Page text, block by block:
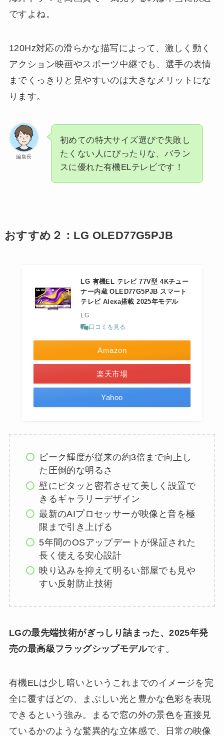
ですよね。
120Hz対応の滑らかな描写によって、激しく動く
アクション映画やスポーツ中継でも、選手の表情
までくっきりと見やすいのは大きなメリットにな
ります。
編集長
初めての特大サイズ選びで失敗し
たくない人にぴったりな、バラン
スに優れた有機ELテレビです！
おすすめ２：LG OLED77G5PJB
LG 有機EL テレビ 77V型 4Kチュー
ナー内蔵 OLED77G5PJB スマート
テレビ Alexa搭載 2025年モデル
LG
口コミを見る
Amazon
楽天市場
Yahoo
ピーク輝度が従来の約3倍まで向上し
た圧倒的な明るさ
壁にピタッと密着させて美しく設置で
きるギャラリーデザイン
最新のAIプロセッサーが映像と音を極
限まで引き上げる
5年間のOSアップデートが保証された
長く使える安心設計
映り込みを抑えて明るい部屋でも見や
すい反射防止技術
LGの最先端技術がぎっしり詰まった、2025年発
売の最高級フラッグシップモデルです。
有機ELは少し暗いというこれまでのイメージを完
全に覆すほどの、まぶしい光と豊かな色彩を表現
できるという強み。まるで窓の外の景色を直接見
ているかのような驚異的な立体感で、日常の映像